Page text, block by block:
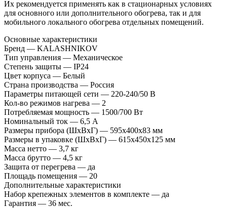
Их рекомендуется применять как в стационарных условиях
для основного или дополнительного обогрева, так и для
мобильного локального обогрева отдельных помещений.
Основные характеристики
Бренд — KALASHNIKOV
Тип управления — Механическое
Степень защиты — IP24
Цвет корпуса — Белый
Страна производства — Россия
Параметры питающей сети — 220-240/50 В
Кол-во режимов нагрева — 2
Потребляемая мощность — 1500/700 Вт
Номинальный ток — 6,5 А
Размеры прибора (ШхВхГ) — 595х400х83 мм
Размеры в упаковке (ШхВхГ) — 615х450х125 мм
Масса нетто — 3,7 кг
Масса брутто — 4,5 кг
Защита от перегрева — да
Площадь помещения — 20
Дополнительные характеристики
Набор крепежных элементов в комплекте — да
Гарантия — 36 мес.